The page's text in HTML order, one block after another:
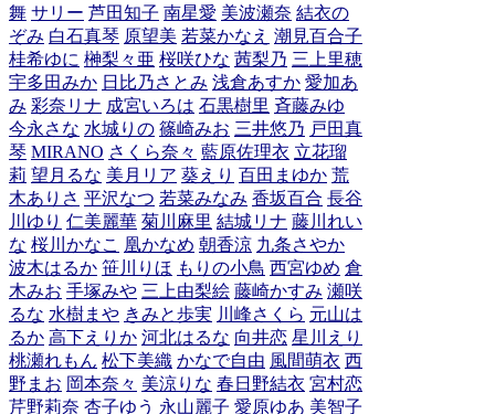
舞 サリー 芦田知子 南星愛 美波瀬奈 結衣の
ぞみ 白石真琴 原望美 若菜かなえ 潮見百合子
桂希ゆに 榊梨々亜 桜咲ひな 茜梨乃 三上里穂
宇多田みか 日比乃さとみ 浅倉あすか 愛加あ
み 彩奈リナ 成宮いろは 石黒樹里 斉藤みゆ
今永さな 水城りの 篠崎みお 三井悠乃 戸田真
琴 MIRANO さくら奈々 藍原佐理衣 立花瑠
莉 望月るな 美月リア 葵えり 百田まゆか 荒
木ありさ 平沢なつ 若菜みなみ 香坂百合 長谷
川ゆり 仁美麗華 菊川麻里 結城リナ 藤川れい
な 桜川かなこ 凰かなめ 朝香涼 九条さやか
波木はるか 笹川りほ もりの小鳥 西宮ゆめ 倉
木みお 手塚みや 三上由梨絵 藤崎かすみ 瀬咲
るな 水樹まや きみと歩実 川峰さくら 元山は
るか 高下えりか 河北はるな 向井恋 星川えり
桃瀬れもん 松下美織 かなで自由 風間萌衣 西
野まお 岡本奈々 美涼りな 春日野結衣 宮村恋
芹野莉奈 杏子ゆう 永山麗子 愛原ゆあ 美智子